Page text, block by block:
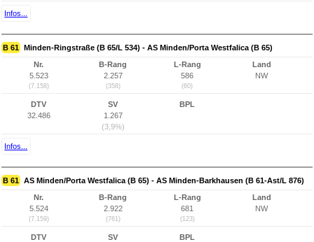
Infos...
B 61 Minden-Ringstraße (B 65/L 534) - AS Minden/Porta Westfalica (B 65)
Nr.
5.523
(7.158)
B-Rang
2.257
(358)
L-Rang
586
(60)
Land
NW
DTV
32.486
SV
1.267
(3,9%)
BPL
Infos...
B 61 AS Minden/Porta Westfalica (B 65) - AS Minden-Barkhausen (B 61-Ast/L 876)
Nr.
5.524
(7.159)
B-Rang
2.922
(761)
L-Rang
681
(123)
Land
NW
DTV
SV
BPL